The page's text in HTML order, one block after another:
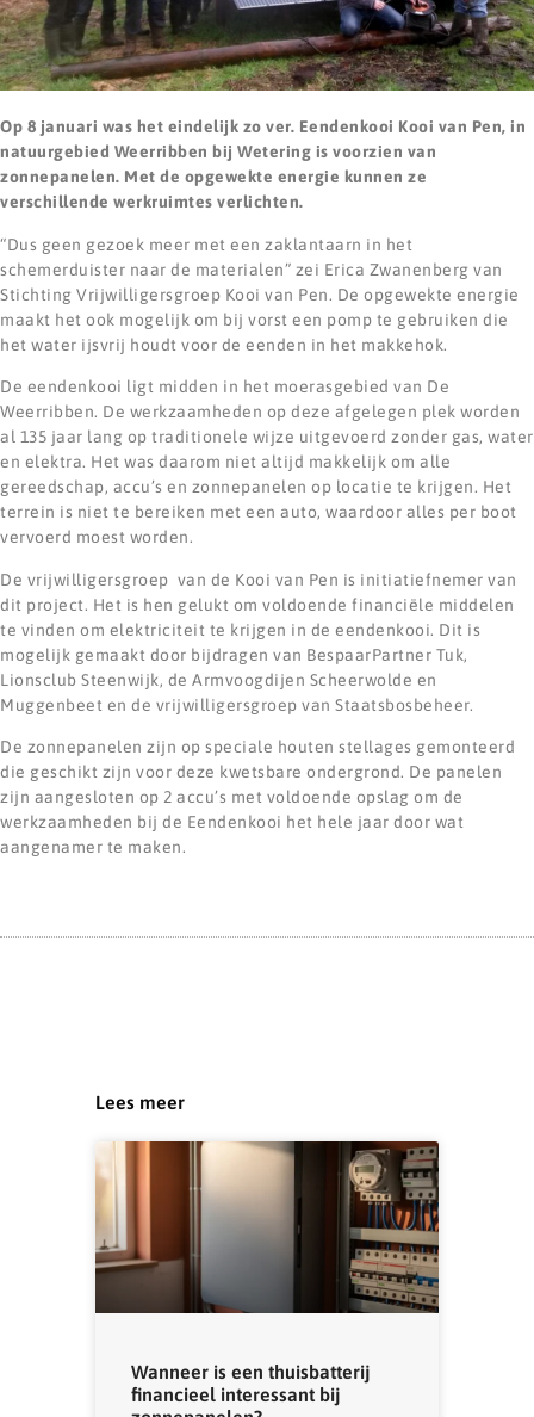
Op 8 januari was het eindelijk zo ver. Eendenkooi Kooi van Pen, in
natuurgebied Weerribben bij Wetering is voorzien van
zonnepanelen. Met de opgewekte energie kunnen ze
verschillende werkruimtes verlichten.
“Dus geen gezoek meer met een zaklantaarn in het
schemerduister naar de materialen” zei Erica Zwanenberg van
Stichting Vrijwilligersgroep Kooi van Pen. De opgewekte energie
maakt het ook mogelijk om bij vorst een pomp te gebruiken die
het water ijsvrij houdt voor de eenden in het makkehok.
De eendenkooi ligt midden in het moerasgebied van De
Weerribben. De werkzaamheden op deze afgelegen plek worden
al 135 jaar lang op traditionele wijze uitgevoerd zonder gas, water
en elektra. Het was daarom niet altijd makkelijk om alle
gereedschap, accu’s en zonnepanelen op locatie te krijgen. Het
terrein is niet te bereiken met een auto, waardoor alles per boot
vervoerd moest worden.
De vrijwilligersgroep van de Kooi van Pen is initiatiefnemer van
dit project. Het is hen gelukt om voldoende financiële middelen
te vinden om elektriciteit te krijgen in de eendenkooi. Dit is
mogelijk gemaakt door bijdragen van BespaarPartner Tuk,
Lionsclub Steenwijk, de Armvoogdijen Scheerwolde en
Muggenbeet en de vrijwilligersgroep van Staatsbosbeheer.
De zonnepanelen zijn op speciale houten stellages gemonteerd
die geschikt zijn voor deze kwetsbare ondergrond. De panelen
zijn aangesloten op 2 accu’s met voldoende opslag om de
werkzaamheden bij de Eendenkooi het hele jaar door wat
aangenamer te maken.
Lees meer
Wanneer is een thuisbatterij
financieel interessant bij